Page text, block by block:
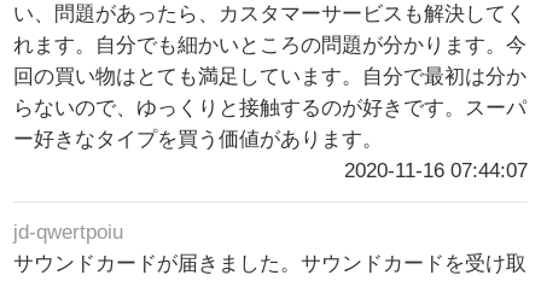
い、問題があったら、カスタマーサービスも解決してく
れます。自分でも細かいところの問題が分かります。今
回の買い物はとても満足しています。自分で最初は分か
らないので、ゆっくりと接触するのが好きです。スーパ
ー好きなタイプを買う価値があります。
2020-11-16 07:44:07
jd-qwertpoiu
サウンドカードが届きました。サウンドカードを受け取